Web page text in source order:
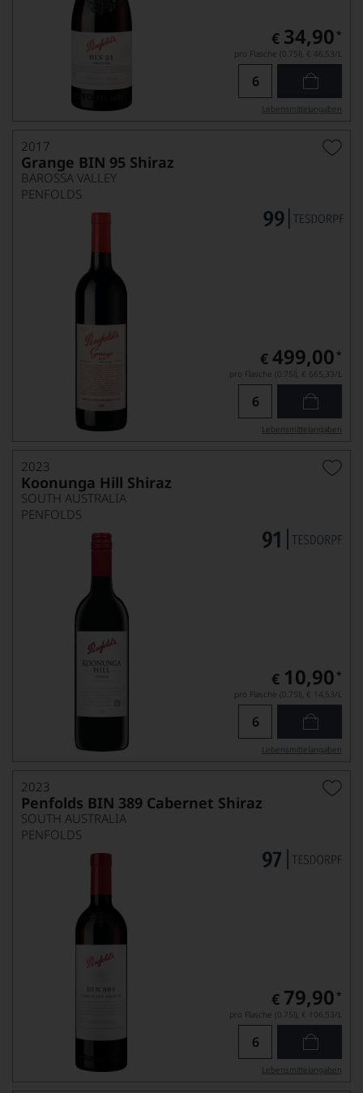
€ 34,90 *
pro Flasche (0.75l), € 46,53/L
Lebensmittel­angaben
2017
Grange BIN 95 Shiraz
BAROSSA VALLEY
PENFOLDS
€ 499,00 *
pro Flasche (0.75l), € 665,33/L
Lebensmittel­angaben
2023
Koonunga Hill Shiraz
SOUTH AUSTRALIA
PENFOLDS
€ 10,90 *
pro Flasche (0.75l), € 14,53/L
Lebensmittel­angaben
2023
Penfolds BIN 389 Cabernet Shiraz
SOUTH AUSTRALIA
PENFOLDS
€ 79,90 *
pro Flasche (0.75l), € 106,53/L
Lebensmittel­angaben